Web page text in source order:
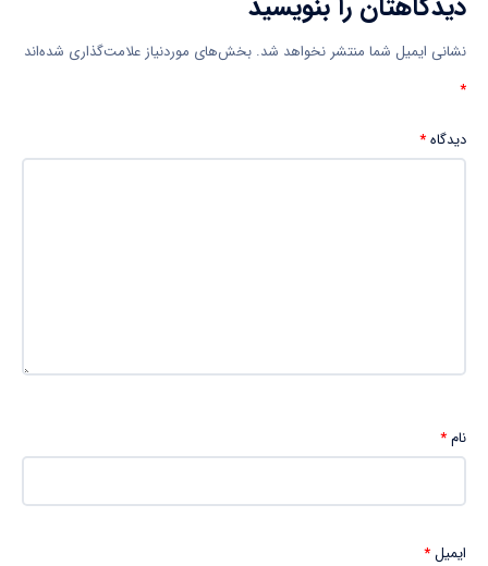
نشانی ایمیل شما منتشر نخواهد شد. بخش‌های موردنیاز علامت‌گذاری شده‌اند
*
دیدگاه*
نام*
ایمیل*